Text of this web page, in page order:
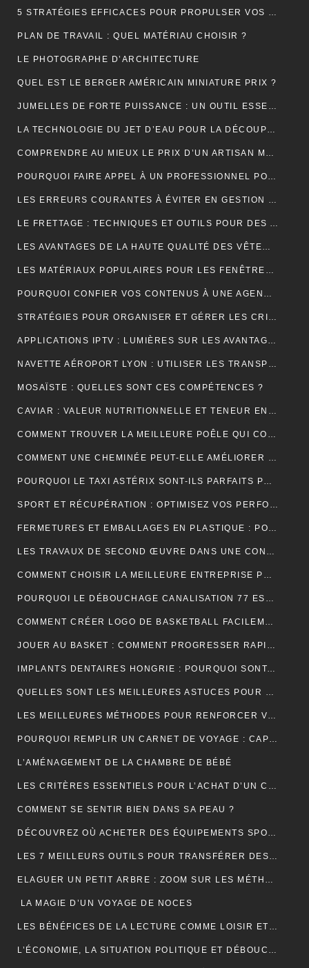
5 STRATÉGIES EFFICACES POUR PROPULSER VOS VENTES EN LIGNE
PLAN DE TRAVAIL : QUEL MATÉRIAU CHOISIR ?
LE PHOTOGRAPHE D’ARCHITECTURE
QUEL EST LE BERGER AMÉRICAIN MINIATURE PRIX ?
JUMELLES DE FORTE PUISSANCE : UN OUTIL ESSENTIEL POUR LE CAMPING
LA TECHNOLOGIE DU JET D’EAU POUR LA DÉCOUPE DES MATÉRIAUX SOLIDES
COMPRENDRE AU MIEUX LE PRIX D’UN ARTISAN MAÇON
POURQUOI FAIRE APPEL À UN PROFESSIONNEL POUR LE DÉBOUCHAGE TOILETTE YVELINES ?
LES ERREURS COURANTES À ÉVITER EN GESTION LOCATIVE ET COMMENT LES PRÉVENIR AVEC UN OUTIL EN LIGNE
LE FRETTAGE : TECHNIQUES ET OUTILS POUR DES ASSEMBLAGES PARFAITS
LES AVANTAGES DE LA HAUTE QUALITÉ DES VÊTEMENTS DE SPORT
LES MATÉRIAUX POPULAIRES POUR LES FENÊTRES DE TOIT : AVANTAGES ET INCONVÉNIENTS
POURQUOI CONFIER VOS CONTENUS À UNE AGENCE DE RÉDACTION ? LA CLÉ DU SUCCÈS EN LIGNE
STRATÉGIES POUR ORGANISER ET GÉRER LES CRISES DANS UNE ENTREPRISE
APPLICATIONS IPTV : LUMIÈRES SUR LES AVANTAGES DE LEUR UTILISATION
NAVETTE AÉROPORT LYON : UTILISER LES TRANSPORTS PUBLICS ET TAXIS
MOSAÏSTE : QUELLES SONT CES COMPÉTENCES ?
CAVIAR : VALEUR NUTRITIONNELLE ET TENEUR EN SODIUM
COMMENT TROUVER LA MEILLEURE POÊLE QUI CONVIENT À VOTRE MAISON ?
COMMENT UNE CHEMINÉE PEUT-ELLE AMÉLIORER LE CONFORT ET L’ESTHÉTIQUE DE VOTRE MAISON ?
POURQUOI LE TAXI ASTÉRIX SONT-ILS PARFAITS POUR LES TOURISTES ?
SPORT ET RÉCUPÉRATION : OPTIMISEZ VOS PERFORMANCES AVEC LES HUILES CBD À PARIS
FERMETURES ET EMBALLAGES EN PLASTIQUE : POUR UNE PROTECTION OPTIMALE DE VOS PRODUITS
LES TRAVAUX DE SECOND ŒUVRE DANS UNE CONSTRUCTION DE MAISON
COMMENT CHOISIR LA MEILLEURE ENTREPRISE POUR VOTRE DÉMÉNAGEMENT PARIS MARSEILLE?
POURQUOI LE DÉBOUCHAGE CANALISATION 77 EST-IL ESSENTIEL POUR ÉVITER LES DÉSAGRÉMENTS MAJEURS ?
COMMENT CRÉER LOGO DE BASKETBALL FACILEMENT ET EFFICACEMENT ?
JOUER AU BASKET : COMMENT PROGRESSER RAPIDEMENT EN TECHNIQUE ?
IMPLANTS DENTAIRES HONGRIE : POURQUOI SONT-ILS LA SOLUTION IDÉALE POUR UN SOURIRE PARFAIT ET ABORDABLE ?
QUELLES SONT LES MEILLEURES ASTUCES POUR UN DÉMÉNAGEMENT ÎLE DE FRANCE RÉUSSI ET SANS TRACAS ?
LES MEILLEURES MÉTHODES POUR RENFORCER VOS ONGLES FRAGILES
POURQUOI REMPLIR UN CARNET DE VOYAGE : CAPTURER L’ÂME DE VOS AVENTURES
L’AMÉNAGEMENT DE LA CHAMBRE DE BÉBÉ
LES CRITÈRES ESSENTIELS POUR L’ACHAT D’UN CÂBLE TYPE 2 POUR VÉHICULES ÉLECTRIQUES
COMMENT SE SENTIR BIEN DANS SA PEAU ?
DÉCOUVREZ OÙ ACHETER DES ÉQUIPEMENTS SPORTIFS DE QUALITÉ EN LIGNE
LES 7 MEILLEURS OUTILS POUR TRANSFÉRER DES DONNÉES D’ANDROID VERS MAC
ELAGUER UN PETIT ARBRE : ZOOM SUR LES MÉTHODES À ADOPTER
LA MAGIE D’UN VOYAGE DE NOCES
LES BÉNÉFICES DE LA LECTURE COMME LOISIR ET SON IMPACT SUR LA COGNITION
L’ÉCONOMIE, LA SITUATION POLITIQUE ET DÉBOUCHÉE